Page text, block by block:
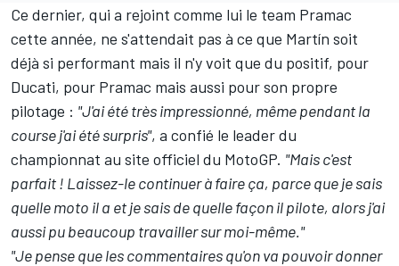
Ce dernier, qui a rejoint comme lui le team Pramac
cette année, ne s'attendait pas à ce que Martín soit
déjà si performant mais il n'y voit que du positif, pour
Ducati, pour Pramac mais aussi pour son propre
pilotage : "J'ai été très impressionné, même pendant la
course j'ai été surpris", a confié le leader du
championnat au site officiel du MotoGP. "Mais c'est
parfait ! Laissez-le continuer à faire ça, parce que je sais
quelle moto il a et je sais de quelle façon il pilote, alors j'ai
aussi pu beaucoup travailler sur moi-même."
"Je pense que les commentaires qu'on va pouvoir donner